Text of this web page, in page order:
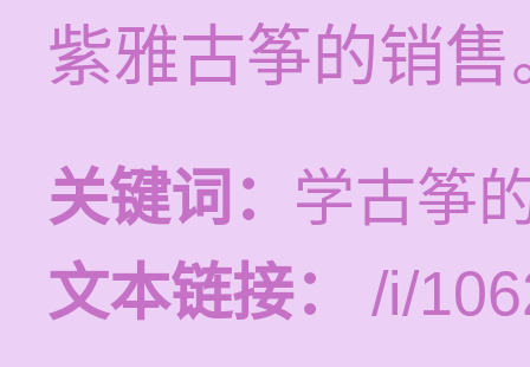
紫雅古筝的销售
关键词： 学古筝
文本链接：
/i/